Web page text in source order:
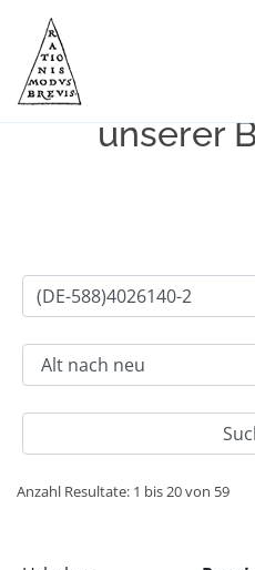
Einfache
unserer
Anzahl Resultate: 1 bis 20 von 59